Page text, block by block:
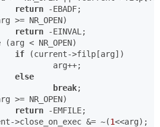
return -EBADF;
>= NR_OPEN)
return -EINVAL;
(arg < NR_OPEN)
if (current->filp[arg])
			arg++;
else
break;
>= NR_OPEN)
return -EMFILE;
>close_on_exec &= ~(
1<<arg);